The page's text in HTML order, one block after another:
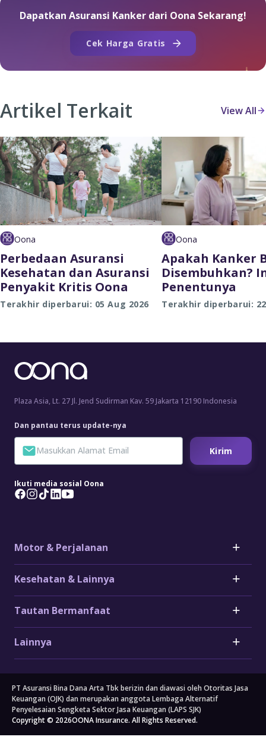
Dapatkan Asuransi Kanker dari Oona Sekarang!
Cek Harga Gratis
Artikel Terkait View All
Oona
Perbedaan Asuransi
Kesehatan dan Asuransi
Penyakit Kritis Oona
Terakhir diperbarui: 05 Aug 2026
Oona
Apakah Kanker
Disembuhkan?
Penentunya
Terakhir diperbarui: 22
Plaza Asia, Lt. 27 Jl. Jend Sudirman Kav. 59 Jakarta 12190 Indonesia
Ikuti media sosial Oona
Dan pantau terus update-nya
Kirim
Motor & Perjalanan
Asuransi Mobil
Asuransi Mobil Toyota
Asuransi Mobil Honda
Asuransi Mobil Daihatsu
Asuransi Mobil Listrik
Asuransi Perjalanan
Asuransi Perjalanan Jepang
Asuransi Perjalanan Korea Selatan
Asuransi Perjalanan Singapura
Kesehatan & Lainnya
Asuransi Jantung
Asuransi Stroke
Asuransi Kanker
Asuransi Penyakit Kritis Big 3
Asuransi Kecelakaan Diri
Asuransi Rumah
Asuransi Properti
Asuransi Kargo
Tautan Bermanfaat
Formulir
Bengkel Mobil
Lainnya
Tata Kelola Perusahaan
Berita
Blog
Kahoona (Portal Distribusi)
PT Asuransi Bina Dana Arta Tbk berizin dan diawasi oleh Otoritas Jasa
Keuangan (OJK) dan merupakan anggota Lembaga Alternatif
Penyelesaian Sengketa Sektor Jasa Keuangan (LAPS SJK)
Copyright © 2026OONA Insurance. All Rights Reserved.